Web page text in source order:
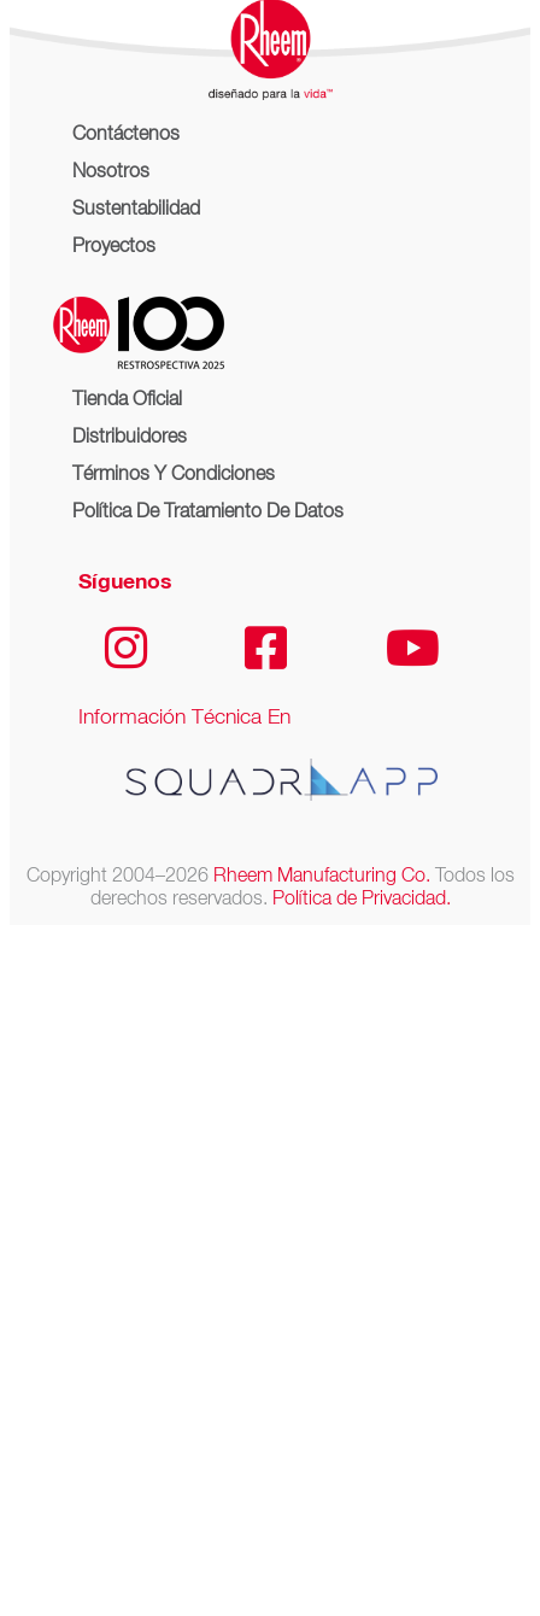
Contáctenos
Nosotros
Sustentabilidad
Proyectos
Tienda Oficial
Distribuidores
Términos Y Condiciones
Política De Tratamiento De Datos
Síguenos
Información Técnica En
Copyright 2004–2026 Rheem Manufacturing Co. Todos los
derechos reservados. Política de Privacidad.